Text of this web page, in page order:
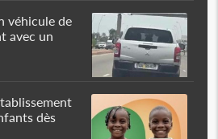
véhicule de
avec un
dès